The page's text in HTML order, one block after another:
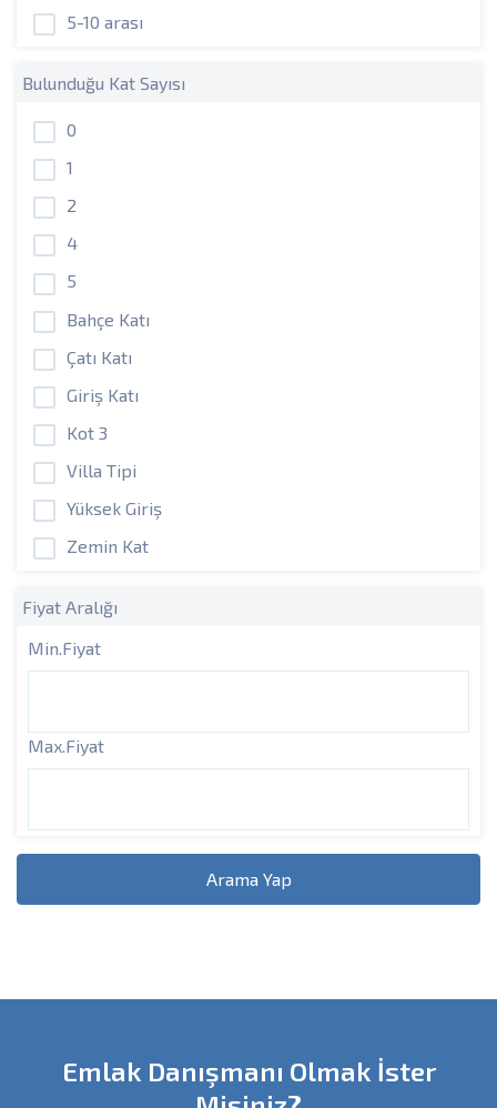
5-10 arası
Bulunduğu Kat Sayısı
0
1
2
4
5
Bahçe Katı
Çatı Katı
Giriş Katı
Kot 3
Villa Tipi
Yüksek Giriş
Zemin Kat
Fiyat Aralığı
Min.Fiyat
Max.Fiyat
Arama Yap
Emlak Danışmanı Olmak İster